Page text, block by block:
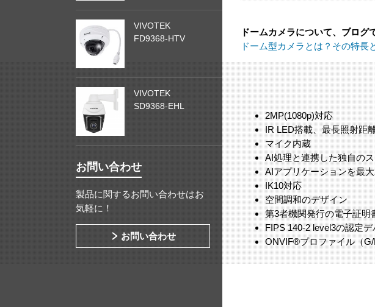
ドームカメラについて、ブログ
ドーム型カメラとは？その特長
2MP(1080p)対応
IR LED搭載、最長照射距
マイク内蔵
AI処理と連携した独自の
AIアプリケーションを最
IK10対応
空間調和のデザイン
第3者機関発行の電子証明
FIPS 140-2 level3の認定
ONVIF®プロファイル（
VIVOTEK
FD9368-HTV
VIVOTEK
SD9368-EHL
お問い合わせ
製品に関するお問い合わせはお
気軽に！
お問い合わせ